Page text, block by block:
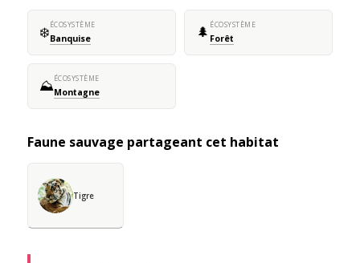
❄️ÉCOSYSTÈME
Banquise 🌲 ÉCOSYSTÈME
Forêt
⛰️ÉCOSYSTÈME
Montagne
Faune sauvage partageant cet habitat
Tigre